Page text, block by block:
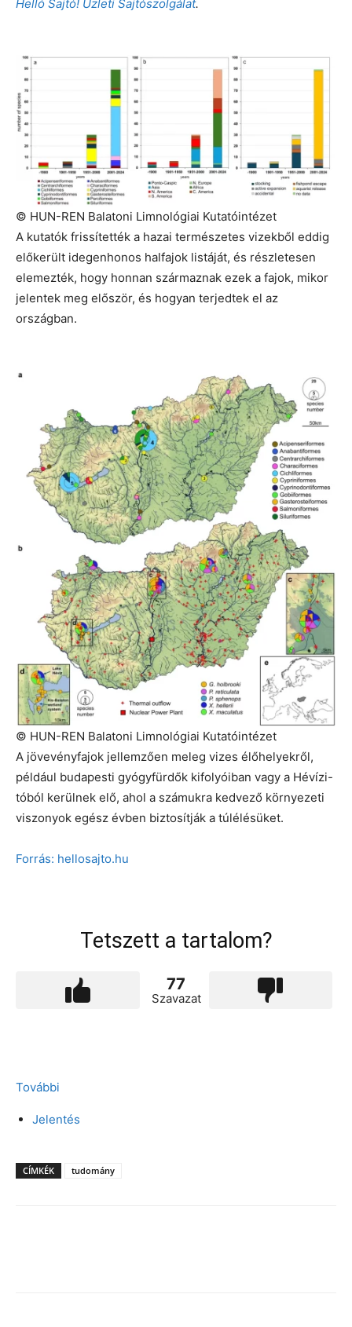
Helló Sajtó! Üzleti Sajtószolgálat.
© HUN-REN Balatoni Limnológiai Kutatóintézet
A kutatók frissítették a hazai természetes vizekből eddig
előkerült idegenhonos halfajok listáját, és részletesen
elemezték, hogy honnan származnak ezek a fajok, mikor
jelentek meg először, és hogyan terjedtek el az
országban.
© HUN-REN Balatoni Limnológiai Kutatóintézet
A jövevényfajok jellemzően meleg vizes élőhelyekről,
például budapesti gyógyfürdők kifolyóiban vagy a Hévízi-
tóból kerülnek elő, ahol a számukra kedvező környezeti
viszonyok egész évben biztosítják a túlélésüket.
Forrás: hellosajto.hu
Tetszett a tartalom?
77
Szavazat
További
Jelentés
CÍMKÉK tudomány